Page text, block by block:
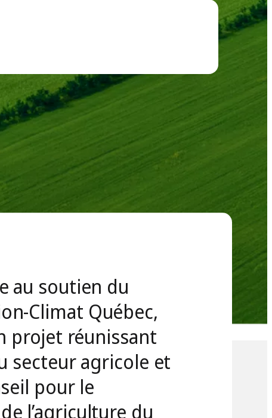
climatiques
au soutien du
Climat Québec,
projet réunissant
secteur agricole et
pour le
l’agriculture du